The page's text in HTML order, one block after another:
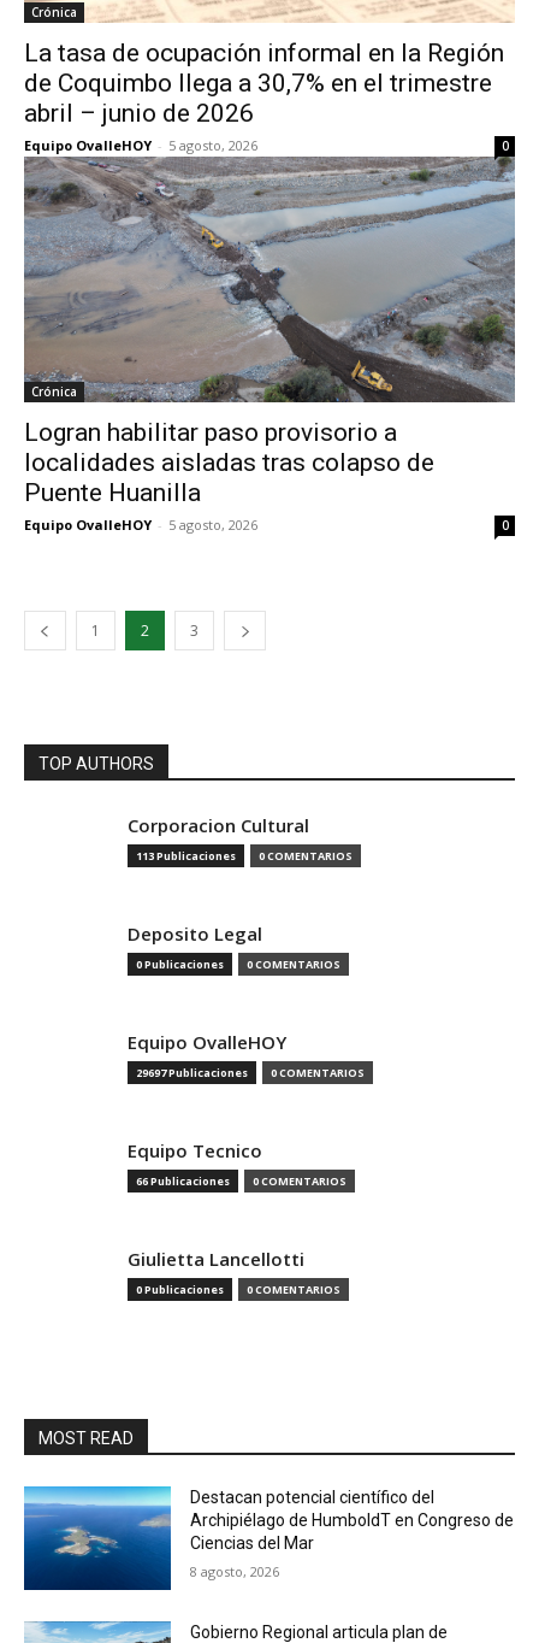
Crónica
La tasa de ocupación informal en la Región
de Coquimbo llega a 30,7% en el trimestre
abril – junio de 2026
Equipo OvalleHOY - 5 agosto, 2026 0
Crónica
Logran habilitar paso provisorio a
localidades aisladas tras colapso de
Puente Huanilla
Equipo OvalleHOY - 5 agosto, 2026 0
1 2 3
TOP AUTHORS
Corporacion Cultural
113 Publicaciones 0 COMENTARIOS
Deposito Legal
0 Publicaciones 0 COMENTARIOS
Equipo OvalleHOY
29697 Publicaciones 0 COMENTARIOS
Equipo Tecnico
66 Publicaciones 0 COMENTARIOS
Giulietta Lancellotti
0 Publicaciones 0 COMENTARIOS
MOST READ
Destacan potencial científico del
Archipiélago de HumboldT en Congreso de
Ciencias del Mar
8 agosto, 2026
Gobierno Regional articula plan de